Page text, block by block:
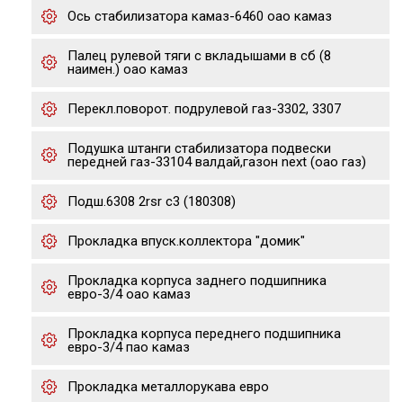
Ось стабилизатора камаз-6460 оао камаз
Палец рулевой тяги с вкладышами в сб (8
наимен.) оао камаз
Перекл.поворот. подрулевой газ-3302, 3307
Подушка штанги стабилизатора подвески
передней газ-33104 валдай,газон next (оао газ)
Подш.6308 2rsr c3 (180308)
Прокладка впуск.коллектора "домик"
Прокладка корпуса заднего подшипника
евро-3/4 оао камаз
Прокладка корпуса переднего подшипника
евро-3/4 пао камаз
Прокладка металлорукава евро